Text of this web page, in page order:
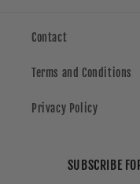
Contact
Terms and Conditions
Privacy Policy
SUBSCRIBE